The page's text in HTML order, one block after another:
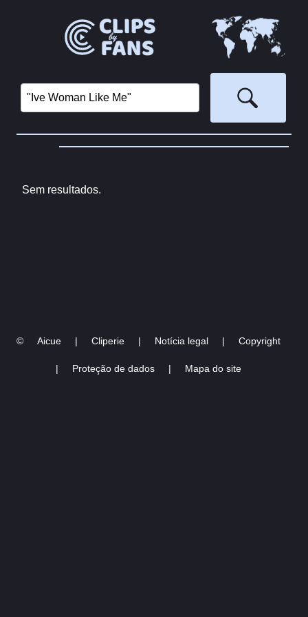
Sem resultados.
© Aicue | Cliperie | Notícia legal | Copyright
| Proteção de dados | Mapa do site